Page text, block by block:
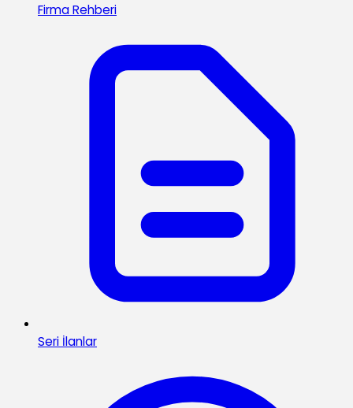
Firma Rehberi
Seri İlanlar